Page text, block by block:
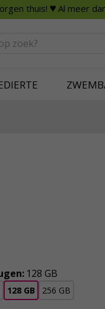
thuis! ♥ Al meer
Slimme
128 GB
128 GB 256 GB